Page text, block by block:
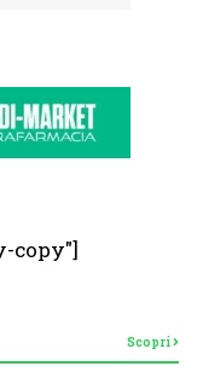
copy"]
Scopri